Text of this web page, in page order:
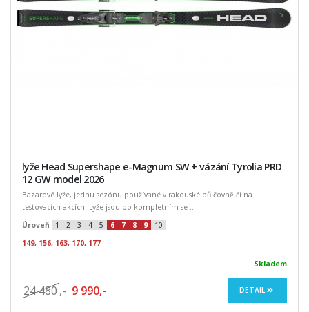
lyže Head Supershape e-Magnum SW + vázání Tyrolia PRD
12 GW model 2026
Bazarové lyže, jednu sezónu používané v rakouské půjčovně či na
testovacích akcích. Lyže jsou po kompletním se ...
Úroveň
1 2 3 4 5 6 7 8 9
10
149, 156, 163, 170, 177
Skladem
24 480 ,- 9 990,- DETAIL